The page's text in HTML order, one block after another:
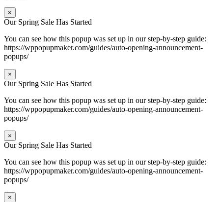
×
Our Spring Sale Has Started
You can see how this popup was set up in our step-by-step guide:
https://wppopupmaker.com/guides/auto-opening-announcement-
popups/
×
Our Spring Sale Has Started
You can see how this popup was set up in our step-by-step guide:
https://wppopupmaker.com/guides/auto-opening-announcement-
popups/
×
Our Spring Sale Has Started
You can see how this popup was set up in our step-by-step guide:
https://wppopupmaker.com/guides/auto-opening-announcement-
popups/
×